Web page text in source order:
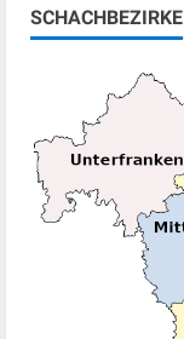
SCHACHBEZIRKE